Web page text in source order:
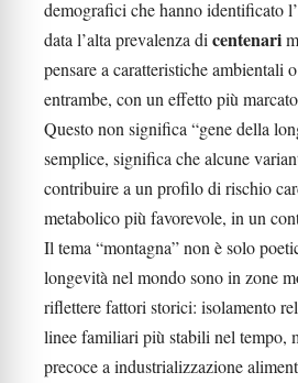
demografici che hanno identificato
data l’alta prevalenza di centenari
pensare a caratteristiche ambientali
entrambe, con un effetto più
Questo non significa “gene della
semplice, significa che alcune
contribuire a un profilo di rischio
metabolico più favorevole, in un
Il tema “montagna” non è solo
longevità nel mondo sono in zone
riflettere fattori storici: isolamento
linee familiari più stabili nel tempo,
precoce a industrializzazione